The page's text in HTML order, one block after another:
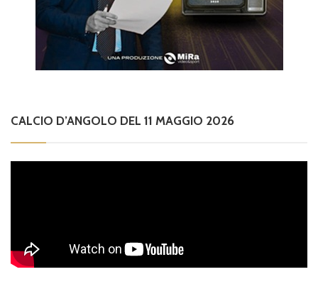
CALCIO D’ANGOLO DEL 11 MAGGIO 2026